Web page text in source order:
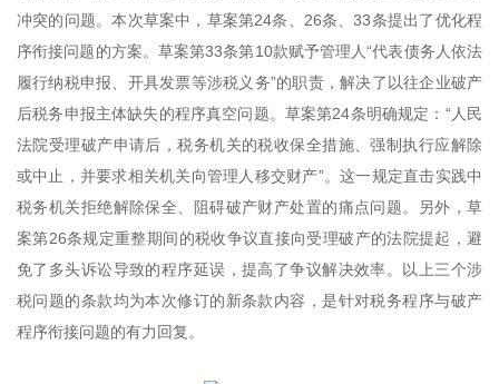
冲突的问题。本次草案中，草案第24条、26条、33条提出了优化程
序衔接问题的方案。草案第33条第10款赋予管理人“代表债务人依法
履行纳税申报、开具发票等涉税义务”的职责，解决了以往企业破产
后税务申报主体缺失的程序真空问题。草案第24条明确规定：“人民
法院受理破产申请后，税务机关的税收保全措施、强制执行应解除
或中止，并要求相关机关向管理人移交财产”。这一规定直击实践中
税务机关拒绝解除保全、阻碍破产财产处置的痛点问题。另外，草
案第26条规定重整期间的税收争议直接向受理破产的法院提起，避
免了多头诉讼导致的程序延误，提高了争议解决效率。以上三个涉
税问题的条款均为本次修订的新条款内容，是针对税务程序与破产
程序衔接问题的有力回复。